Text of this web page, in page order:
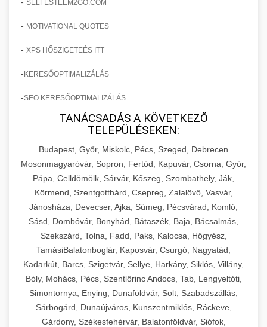
SELFESTEEM2GO.COM
- MOTIVATIONAL QUOTES
- XPS HŐSZIGETEÉS ITT
- KERESŐOPTIMALIZÁLÁS
-SEO KERESŐOPTIMALIZÁLÁS
TANÁCSADÁS A KÖVETKEZŐ
TELEPÜLÉSEKEN:
Budapest, Győr, Miskolc, Pécs, Szeged, Debrecen
Mosonmagyaróvár, Sopron, Fertőd, Kapuvár, Csorna, Győr,
Pápa, Celldömölk, Sárvár, Kőszeg, Szombathely, Ják,
Körmend, Szentgotthárd, Csepreg, Zalalövő, Vasvár,
Jánosháza, Devecser, Ajka, Sümeg, Pécsvárad, Komló,
Sásd, Dombóvár, Bonyhád, Bátaszék, Baja, Bácsalmás,
Szekszárd, Tolna, Fadd, Paks, Kalocsa, Hőgyész,
TamásiBalatonboglár, Kaposvár, Csurgó, Nagyatád,
Kadarkút, Barcs, Szigetvár, Sellye, Harkány, Siklós, Villány,
Bóly, Mohács, Pécs, Szentlőrinc Andocs, Tab, Lengyeltóti,
Simontornya, Enying, Dunaföldvár, Solt, Szabadszállás,
Sárbogárd, Dunaújváros, Kunszentmiklós, Ráckeve,
Gárdony, Székesfehérvár, Balatonföldvár, Siófok,